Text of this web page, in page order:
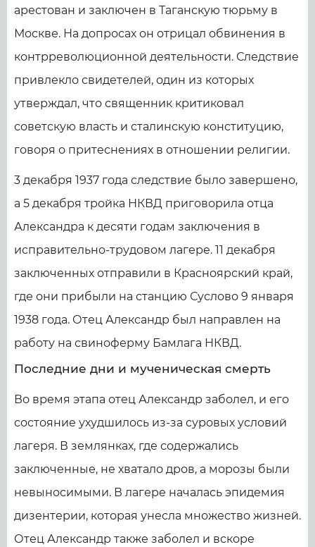
арестован и заключен в Таганскую тюрьму в
Москве. На допросах он отрицал обвинения в
контрреволюционной деятельности. Следствие
привлекло свидетелей, один из которых
утверждал, что священник критиковал
советскую власть и сталинскую конституцию,
говоря о притеснениях в отношении религии.
3 декабря 1937 года следствие было завершено,
а 5 декабря тройка НКВД приговорила отца
Александра к десяти годам заключения в
исправительно-трудовом лагере. 11 декабря
заключенных отправили в Красноярский край,
где они прибыли на станцию Суслово 9 января
1938 года. Отец Александр был направлен на
работу на свиноферму Бамлага НКВД.
Последние дни и мученическая смерть
Во время этапа отец Александр заболел, и его
состояние ухудшилось из-за суровых условий
лагеря. В землянках, где содержались
заключенные, не хватало дров, а морозы были
невыносимыми. В лагере началась эпидемия
дизентерии, которая унесла множество жизней.
Отец Александр также заболел и вскоре